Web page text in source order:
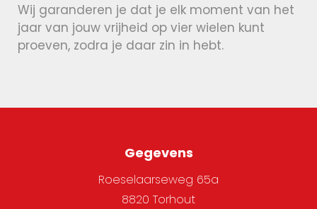
Wij garanderen je dat je elk moment van het
jaar van jouw vrijheid op vier wielen kunt
proeven, zodra je daar zin in hebt.
Gegevens
Roeselaarseweg 65a
8820 Torhout